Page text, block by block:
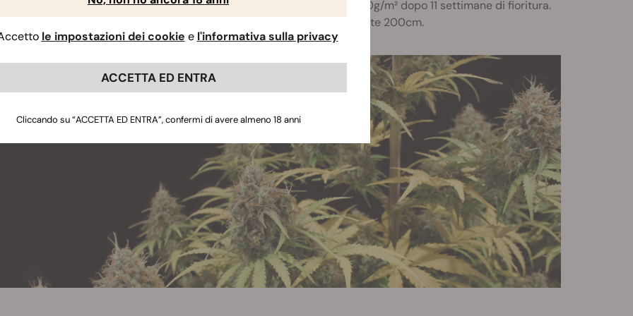
un'altezza ragionevole di 140cm e potranno produrre fino a 650g/m² dopo 11 settimane di fioritura.
è possibile ottenere rese che arrivano fino a 700g/pianta da piante alte 200cm.
le impostazioni dei cookie e l'informativa sulla privacy
ACCETTA ED ENTRA
Cliccando su “ACCETTA ED ENTRA”, confermi di avere almeno 18 anni